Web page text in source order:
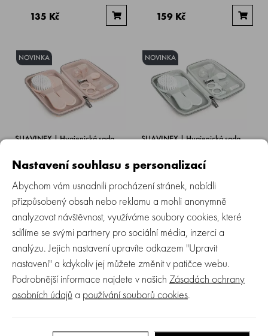
135 Kč 159 Kč
NOVINKA
SUAVINEX | Hygienická sada
Skladem > 5 ks
785 Kč
NOVINKA
SUAVINEX | Hygienická sada
Skladem > 5 ks
785 Kč
NOVINKA NOVINKA
Nastavení souhlasu s personalizací
Abychom vám usnadnili procházení stránek, nabídli
přizpůsobený obsah nebo reklamu a mohli anonymně
analyzovat návštěvnost, využíváme soubory cookies, které
sdílíme se svými partnery pro sociální média, inzerci a
analýzu. Jejich nastavení upravíte odkazem "Upravit
nastavení" a kdykoliv jej můžete změnit v patičce webu.
Podrobnější informace najdete v našich Zásadách ochrany
osobních údajů a používání souborů cookies.